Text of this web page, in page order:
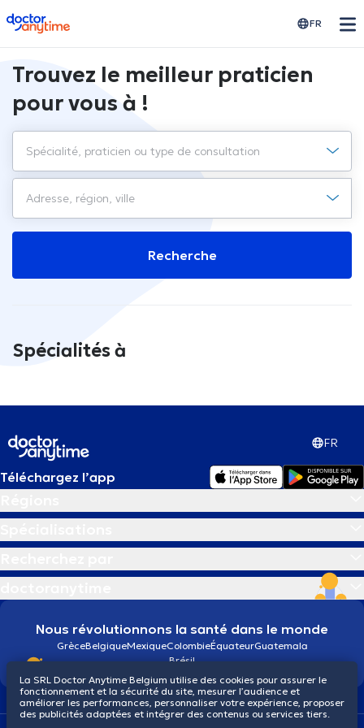
doctoranytime FR
Trouvez le meilleur praticien
pour vous à !
Recherche
Spécialités à
FR
Téléchargez l’app
Nous révolutionnons la santé dans le monde
GrèceBelgiqueMexiqueColombieÉquateurGuatemala
Brésil
La SRL Doctor Anytime Belgium utilise des cookies pour assurer le
fonctionnement et la sécurité du site, mesurer l’audience et
améliorer les performances, personnaliser votre expérience, proposer
des publicités adaptées et intégrer des contenus ou services tiers.